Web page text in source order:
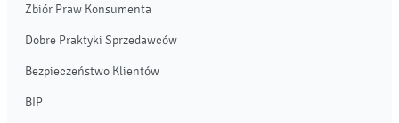
Zbiór Praw Konsumenta
Dobre Praktyki Sprzedawców
Bezpieczeństwo Klientów
BIP